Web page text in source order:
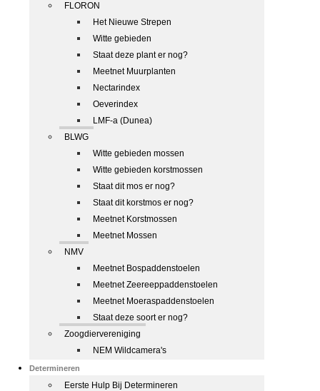
FLORON
Het Nieuwe Strepen
Witte gebieden
Staat deze plant er nog?
Meetnet Muurplanten
Nectarindex
Oeverindex
LMF-a (Dunea)
BLWG
Witte gebieden mossen
Witte gebieden korstmossen
Staat dit mos er nog?
Staat dit korstmos er nog?
Meetnet Korstmossen
Meetnet Mossen
NMV
Meetnet Bospaddenstoelen
Meetnet Zeereeppaddenstoelen
Meetnet Moeraspaddenstoelen
Staat deze soort er nog?
Zoogdiervereniging
NEM Wildcamera's
Determineren
Eerste Hulp Bij Determineren